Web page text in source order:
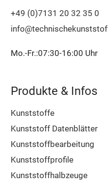
+49 (0)7131 20 32 35 0
Mo.-Fr.:07:30-16:00 Uhr
Produkte & Infos
Kunststoffe
Kunststoff Datenblätter
Kunststoffbearbeitung
Kunststoffprofile
Kunststoffhalbzeuge